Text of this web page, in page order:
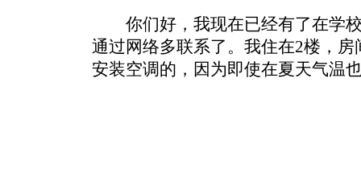
你们好，我现在已经有了在学校
通过网络多联系了。我住在2楼，
安装空调的，因为即使在夏天气温